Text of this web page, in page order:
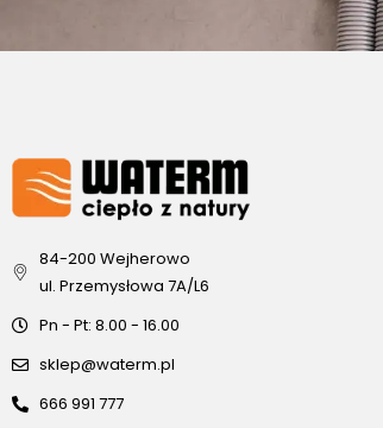
84-200 Wejherowo
ul. Przemysłowa 7A/L6
Pn - Pt: 8.00 - 16.00
sklep@waterm.pl
666 991 777